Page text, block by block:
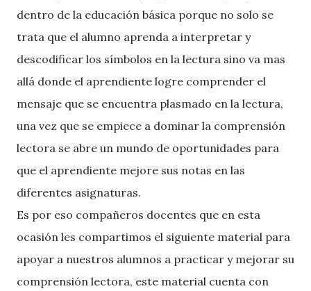
dentro de la educación básica porque no solo se
trata que el alumno aprenda a interpretar y
descodificar los símbolos en la lectura sino va mas
allá donde el aprendiente logre comprender el
mensaje que se encuentra plasmado en la lectura,
una vez que se empiece a dominar la comprensión
lectora se abre un mundo de oportunidades para
que el aprendiente mejore sus notas en las
diferentes asignaturas.
Es por eso compañeros docentes que en esta
ocasión les compartimos el siguiente material para
apoyar a nuestros alumnos a practicar y mejorar su
comprensión lectora, este material cuenta con